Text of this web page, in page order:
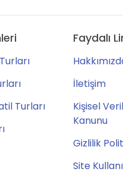
Turları
Faydalı
İletişim
Kişisel
Kanunu
Gizlilik
Site